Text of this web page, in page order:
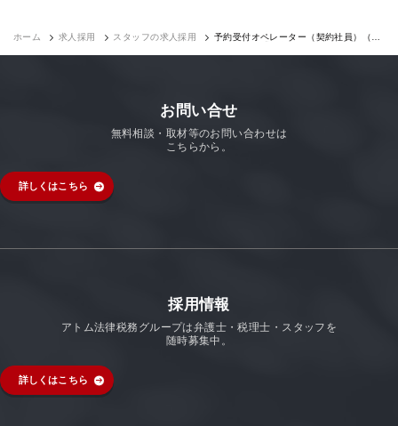
ホーム 求人採用 スタッフの求人採用
予約受付オペレーター（契約社員）（永
お問い合せ
無料相談・取材等のお問い合わせは
こちらから。
詳しくはこちら
採用情報
アトム法律税務グループは弁護士・税理士・スタッフを
随時募集中。
詳しくはこちら